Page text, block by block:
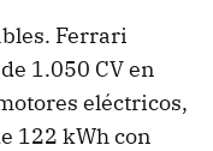
Ferrari
1.050 CV en
eléctricos,
122 kWh con